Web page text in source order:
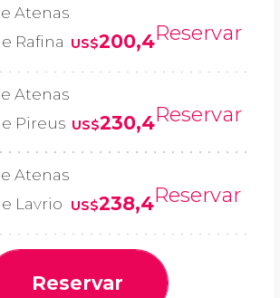
Atenas
Rafina US$200,4Reservar
Atenas
Pireus US$230,4Reservar
Atenas
Lavrio
US$238,4Reservar
Reservar